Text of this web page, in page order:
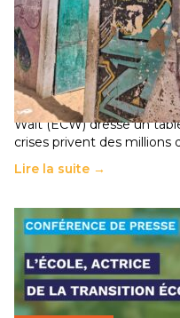
258 millions
chocs climatiques et
population
11 juillet 2026- National
Un nouveau rapport
Wait (ECW) dresse un
crises privent des millions
Lire la suite →